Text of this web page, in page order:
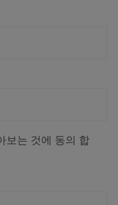
보는 것에 동의 합